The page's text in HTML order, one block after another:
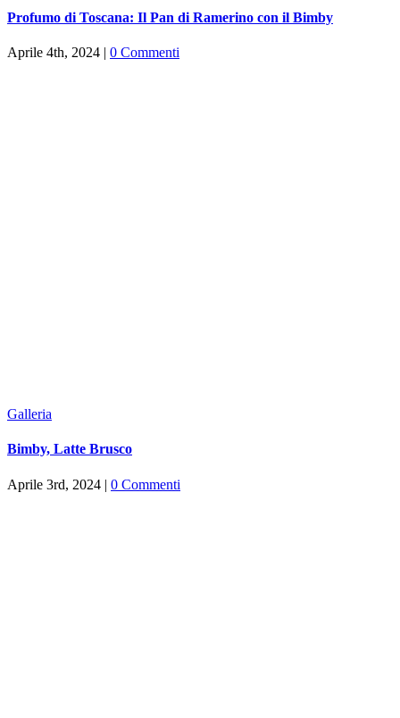
Profumo di Toscana: Il Pan di Ramerino con il Bimby
Aprile 4th, 2024 | 0 Commenti
Galleria
Bimby, Latte Brusco
Aprile 3rd, 2024 | 0 Commenti